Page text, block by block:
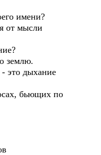
имени?
от мысли
землю.
это дыхание
бьющих по